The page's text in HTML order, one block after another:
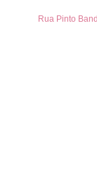
Rua Pinto